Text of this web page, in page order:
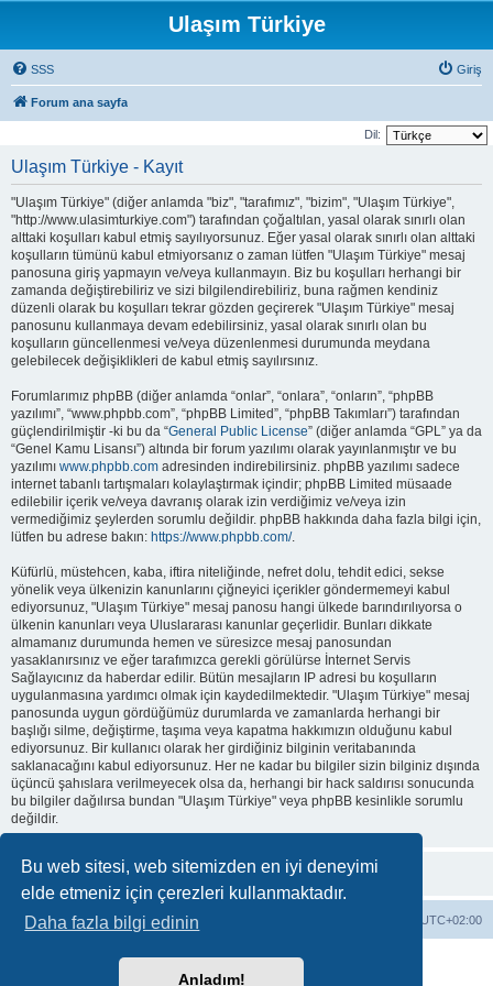
Bu web sitesi, web sitemizden en iyi deneyimi
elde etmeniz için çerezleri kullanmaktadır.
Daha fazla bilgi edinin
Anladım!
Ulaşım Türkiye
SSS Giriş
Forum ana sayfa
Dil:
Ulaşım Türkiye - Kayıt
"Ulaşım Türkiye" (diğer anlamda "biz", "tarafımız", "bizim", "Ulaşım Türkiye",
"http://www.ulasimturkiye.com") tarafından çoğaltılan, yasal olarak sınırlı olan
alttaki koşulları kabul etmiş sayılıyorsunuz. Eğer yasal olarak sınırlı olan alttaki
koşulların tümünü kabul etmiyorsanız o zaman lütfen "Ulaşım Türkiye" mesaj
panosuna giriş yapmayın ve/veya kullanmayın. Biz bu koşulları herhangi bir
zamanda değiştirebiliriz ve sizi bilgilendirebiliriz, buna rağmen kendiniz
düzenli olarak bu koşulları tekrar gözden geçirerek "Ulaşım Türkiye" mesaj
panosunu kullanmaya devam edebilirsiniz, yasal olarak sınırlı olan bu
koşulların güncellenmesi ve/veya düzenlenmesi durumunda meydana
gelebilecek değişiklikleri de kabul etmiş sayılırsınız.
Forumlarımız phpBB (diğer anlamda “onlar”, “onlara”, “onların”, “phpBB
yazılımı”, “www.phpbb.com”, “phpBB Limited”, “phpBB Takımları”) tarafından
güçlendirilmiştir -ki bu da “General Public License” (diğer anlamda “GPL” ya da
“Genel Kamu Lisansı”) altında bir forum yazılımı olarak yayınlanmıştır ve bu
yazılımı www.phpbb.com adresinden indirebilirsiniz. phpBB yazılımı sadece
internet tabanlı tartışmaları kolaylaştırmak içindir; phpBB Limited müsaade
edilebilir içerik ve/veya davranış olarak izin verdiğimiz ve/veya izin
vermediğimiz şeylerden sorumlu değildir. phpBB hakkında daha fazla bilgi için,
lütfen bu adrese bakın: https://www.phpbb.com/.
Küfürlü, müstehcen, kaba, iftira niteliğinde, nefret dolu, tehdit edici, sekse
yönelik veya ülkenizin kanunlarını çiğneyici içerikler göndermemeyi kabul
ediyorsunuz, "Ulaşım Türkiye" mesaj panosu hangi ülkede barındırılıyorsa o
ülkenin kanunları veya Uluslararası kanunlar geçerlidir. Bunları dikkate
almamanız durumunda hemen ve süresizce mesaj panosundan
yasaklanırsınız ve eğer tarafımızca gerekli görülürse İnternet Servis
Sağlayıcınız da haberdar edilir. Bütün mesajların IP adresi bu koşulların
uygulanmasına yardımcı olmak için kaydedilmektedir. "Ulaşım Türkiye" mesaj
panosunda uygun gördüğümüz durumlarda ve zamanlarda herhangi bir
başlığı silme, değiştirme, taşıma veya kapatma hakkımızın olduğunu kabul
ediyorsunuz. Bir kullanıcı olarak her girdiğiniz bilginin veritabanında
saklanacağını kabul ediyorsunuz. Her ne kadar bu bilgiler sizin bilginiz dışında
üçüncü şahıslara verilmeyecek olsa da, herhangi bir hack saldırısı sonucunda
bu bilgiler dağılırsa bundan "Ulaşım Türkiye" veya phpBB kesinlikle sorumlu
değildir.
Forum ana sayfa UTC+02:00
Powered byphpBB® Forum Software © phpBB Limited